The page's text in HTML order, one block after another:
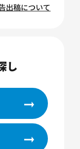
出稿について
し